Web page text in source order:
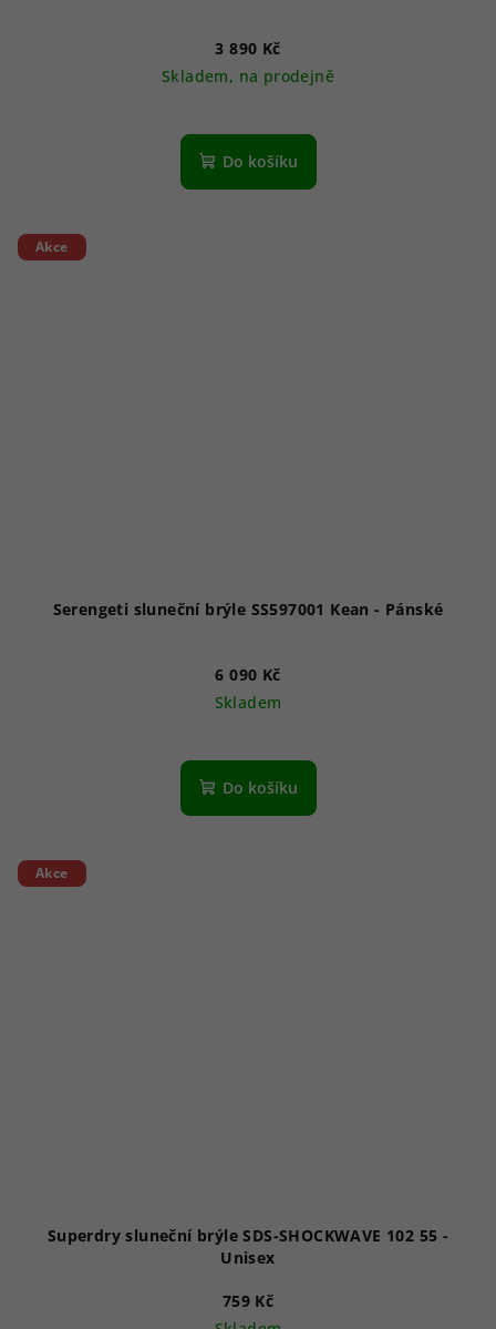
3 890 Kč
Skladem, na prodejně
Do košíku
Akce
Serengeti sluneční brýle SS597001 Kean - Pánské
6 090 Kč
Skladem
Do košíku
Akce
Superdry sluneční brýle SDS-SHOCKWAVE 102 55 -
Unisex
759 Kč